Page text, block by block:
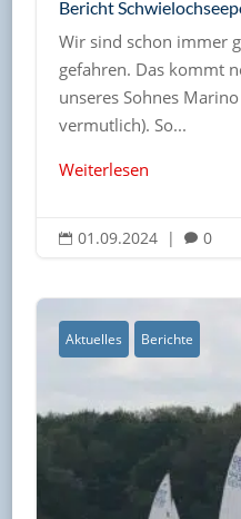
Bericht
Wir sind schon immer
gefahren. Das kommt
unseres Sohnes
vermutlich). So...
Weiterlesen
 01.09.2024 |  0
Aktuelles Berichte